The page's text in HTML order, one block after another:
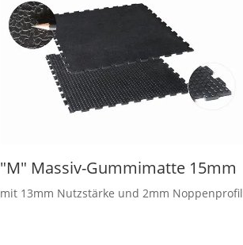
"M" Massiv-Gummimatte 15mm
mit 13mm Nutzstärke und 2mm Noppenprofil